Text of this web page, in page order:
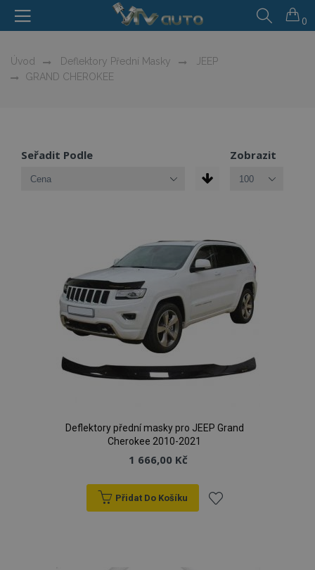
0
Úvod Deflektory Přední Masky
JEEP
GRAND CHEROKEE
Seřadit Podle Zobrazit
Deflektory přední masky pro JEEP Grand
Cherokee 2010-2021
1 666,00 Kč
Přidat Do Košíku